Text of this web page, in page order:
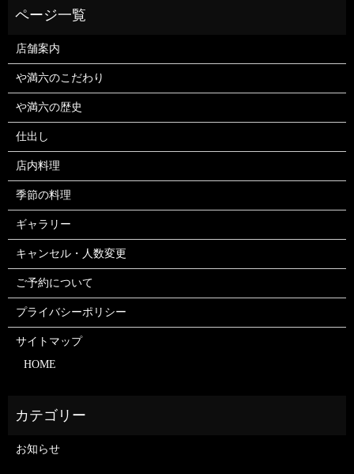
店舗案内
や満六のこだわり
や満六の歴史
仕出し
店内料理
季節の料理
ギャラリー
キャンセル・人数変更
ご予約について
プライバシーポリシー
サイトマップ
HOME
お知らせ